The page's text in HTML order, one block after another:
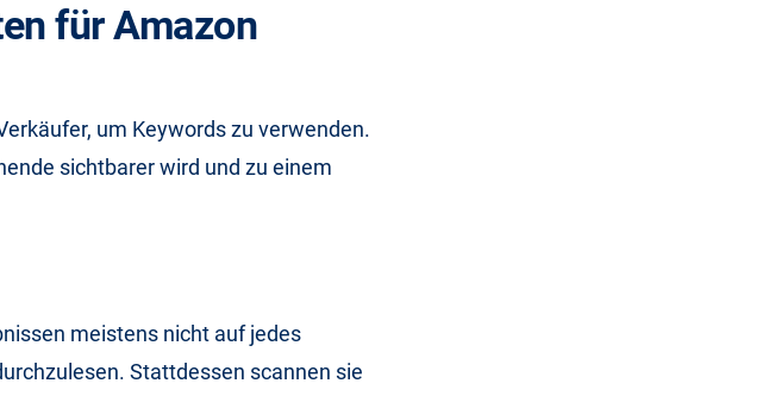
für Amazon
um Keywords zu verwenden.
sichtbarer wird und zu einem
meistens nicht auf jedes
Stattdessen scannen sie